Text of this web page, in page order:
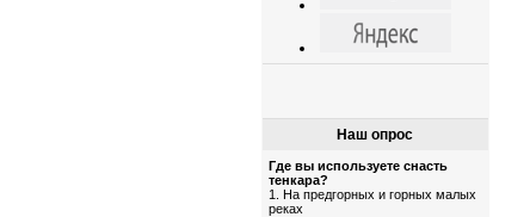
Наш опрос
Где вы используете снасть
тенкара?
1. На предгорных и горных малых
реках